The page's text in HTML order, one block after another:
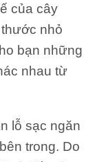
của cây
nhỏ
bạn những
nhau từ
lỗ sạc ngăn
trong. Do